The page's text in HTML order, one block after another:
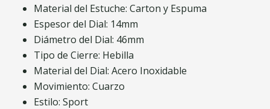
Material del Estuche: Carton y Espuma
Espesor del Dial: 14mm
Diámetro del Dial: 46mm
Tipo de Cierre: Hebilla
Material del Dial: Acero Inoxidable
Movimiento: Cuarzo
Estilo: Sport